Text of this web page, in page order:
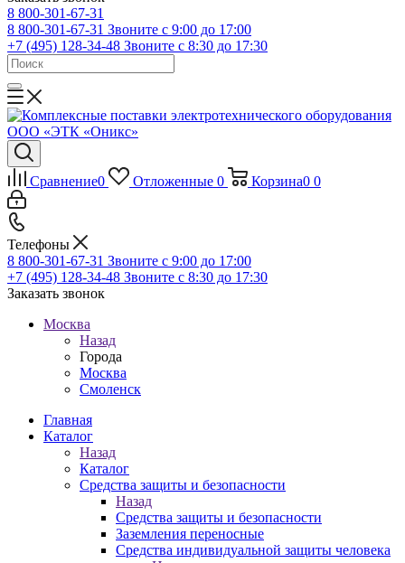
8 800-301-67-31
8 800-301-67-31 Звоните с 9:00 до 17:00
+7 (495) 128-34-48 Звоните с 8:30 до 17:30
Сравнение0 Отложенные 0 Корзина0 0
Телефоны
8 800-301-67-31 Звоните с 9:00 до 17:00
+7 (495) 128-34-48 Звоните с 8:30 до 17:30
Заказать звонок
Москва
Назад
Города
Москва
Смоленск
Главная
Каталог
Назад
Каталог
Средства защиты и безопасности
Назад
Средства защиты и безопасности
Заземления переносные
Средства индивидуальной защиты человека